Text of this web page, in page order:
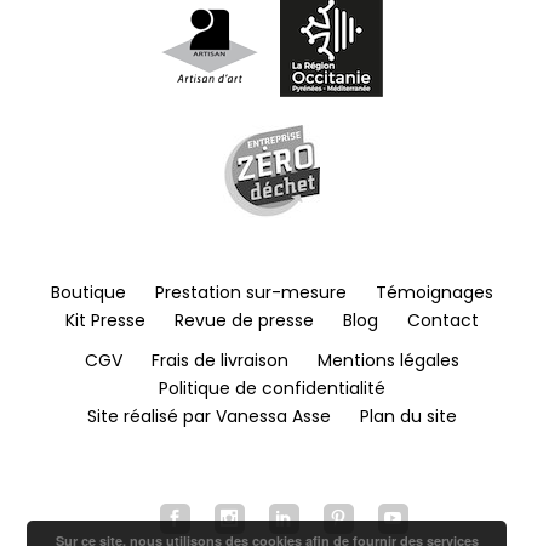
Boutique Prestation sur-mesure
Témoignages
Kit Presse
Revue de presse Blog
Contact
CGV
Frais de livraison
Mentions légales
Politique de confidentialité
Site réalisé par Vanessa Asse
Plan du site
Sur ce site, nous utilisons des cookies afin de fournir des services